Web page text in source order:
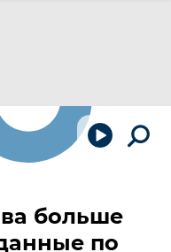
больше
по